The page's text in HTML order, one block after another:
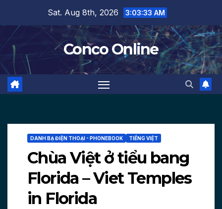
content
Sat. Aug 8th, 2026 3:03:35 AM
Conco Online
DANH BẠ ĐIỆN THOẠI - PHONEBOOK TIẾNG VIỆT
Chùa Việt ở tiểu bang
Florida – Viet Temples
in Florida